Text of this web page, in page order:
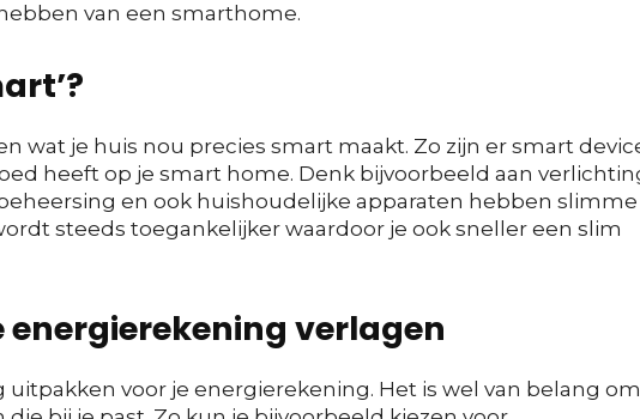
van een smarthome.
wat je huis nou precies smart maakt. Zo zijn er smart
heeft op je smart home. Denk bijvoorbeeld aan
en ook huishoudelijke apparaten hebben slimme
steeds toegankelijker waardoor je ook sneller een slim
verlagen
voor je energierekening. Het is wel van belang om